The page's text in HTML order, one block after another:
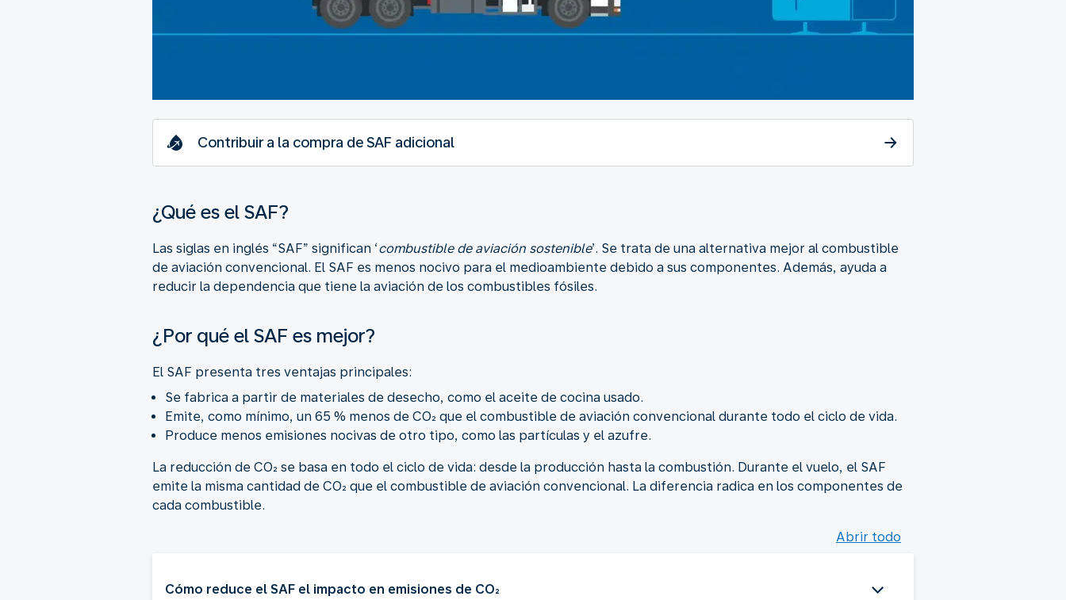
Contribuir a la compra de SAF adicional
¿Qué es el SAF?
Las siglas en inglés “SAF” significan ‘combustible de aviación sostenible’. Se trata de una alternativa mejor al combustible
de aviación convencional. El SAF es menos nocivo para el medioambiente debido a sus componentes. Además, ayuda a
reducir la dependencia que tiene la aviación de los combustibles fósiles.
¿Por qué el SAF es mejor?
El SAF presenta tres ventajas principales:
Se fabrica a partir de materiales de desecho, como el aceite de cocina usado.
Emite, como mínimo, un 65 % menos de CO₂ que el combustible de aviación convencional durante todo el ciclo de vida.
Produce menos emisiones nocivas de otro tipo, como las partículas y el azufre.
La reducción de CO₂ se basa en todo el ciclo de vida: desde la producción hasta la combustión. Durante el vuelo, el SAF
emite la misma cantidad de CO₂ que el combustible de aviación convencional. La diferencia radica en los componentes de
cada combustible.
Abrir todo
Cómo reduce el SAF el impacto en emisiones de CO₂